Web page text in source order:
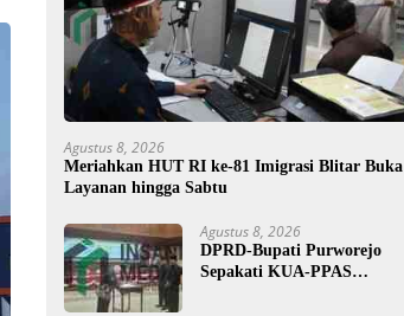
Agustus 8, 2026
Meriahkan HUT RI ke-81 Imigrasi Blitar Buka
Layanan hingga Sabtu
Agustus 8, 2026
DPRD-Bupati Purworejo
Sepakati KUA-PPAS